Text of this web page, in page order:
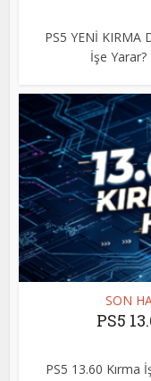
PS5 YENİ KIRMA
İşe
SON
PS5
PS5 13.60 Kırma